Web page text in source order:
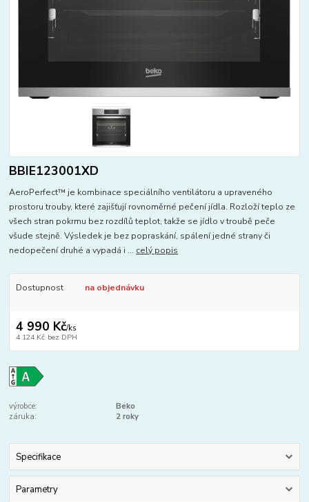
BBIE123001XD
AeroPerfect™ je kombinace speciálního ventilátoru a upraveného
prostoru trouby, které zajišťují rovnoměrné pečení jídla. Rozloží teplo ze
všech stran pokrmu bez rozdílů teplot, takže se jídlo v troubě peče
všude stejně. Výsledek je bez popraskání, spálení jedné strany či
nedopečení druhé a vypadá i ... celý popis
Dostupnost na objednávku
4 990 Kč/ks
4 124 Kč bez DPH
výrobce:
Beko
záruka:
2 roky
Specifikace
Parametry